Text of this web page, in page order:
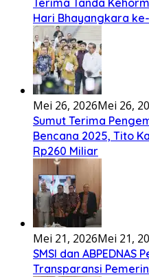
Terima Tanda
Hari Bhayangkara
Mei 26, 2026Mei 26,
Sumut Terima
Bencana 2025, Tito
Rp260 Miliar
Mei 21, 2026Mei 21,
SMSI dan
Transparansi